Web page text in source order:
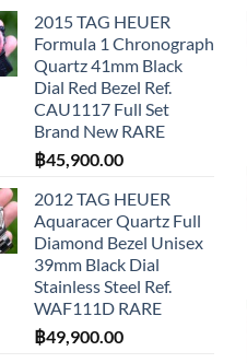
2015 TAG HEUER
Formula 1 Chronograph
Quartz 41mm Black
Dial Red Bezel Ref.
CAU1117 Full Set
Brand New RARE
฿45,900.00
2012 TAG HEUER
Aquaracer Quartz Full
Diamond Bezel Unisex
39mm Black Dial
Stainless Steel Ref.
WAF111D RARE
฿49,900.00